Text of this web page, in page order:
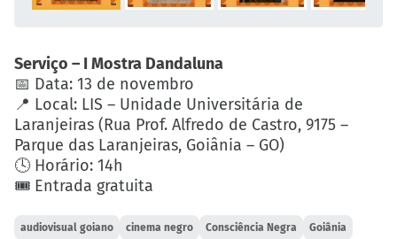
Serviço – I Mostra Dandaluna
📅 Data: 13 de novembro
📍 Local: LIS – Unidade Universitária de
Laranjeiras (Rua Prof. Alfredo de Castro, 9175 –
Parque das Laranjeiras, Goiânia – GO)
🕓 Horário: 14h
🎟️ Entrada gratuita
audiovisual goiano cinema negro Consciência Negra Goiânia